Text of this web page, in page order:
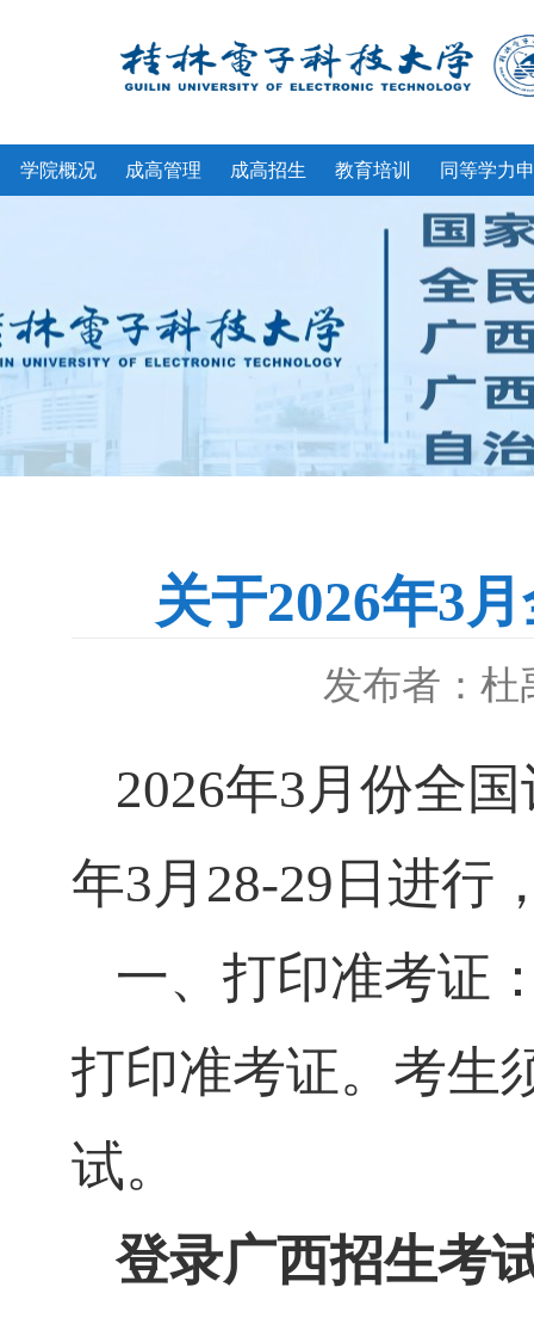
学院概况 成高管理 成高招生 教育培训 同等学力
关于2026年3
发布者：杜
2026年3月 份全
年3月 28-29 日进行
一、打印准考证
打印准考证。考生
试。
登录广西招生考